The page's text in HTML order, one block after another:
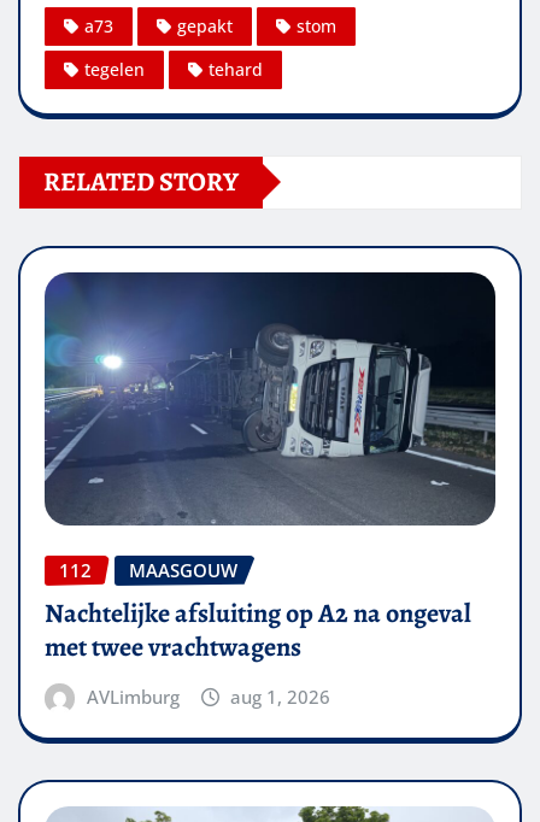
a73 gepakt
stom
tegelen
tehard
RELATED STORY
112 MAASGOUW
Nachtelijke afsluiting op A2 na ongeval
met twee vrachtwagens
AVLimburg aug 1, 2026